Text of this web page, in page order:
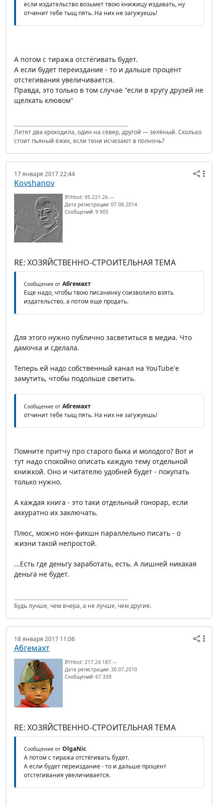
если издательство возьмет твою книжицу издавать, ну
отчинит тебе тыщ пять. На них не загужуешь!
А потом с тиража отстёгивать будет.
А если будет переиздание - то и дальше процент
отстегивания увеличивается.
Правда, это только в том случае "если в кругу друзей не
щелкать клювом"
Летят два крокодила, один на север, другой — зелёный. Сколько
стоит пьяный ёжик, если тени исчезают в полночь?
17 января 2017 22:44
Kovshanov
IP/Host: 95.221.26.---
Дата регистрации: 07.08.2014
Сообщений: 9 905
RE: ХОЗЯЙСТВЕННО-СТРОИТЕЛЬНАЯ ТЕМА
Сообщение от Абгемахт
Еще надо, чтобы твою писанинку соизволило взять
издательство, а потом еще продать.
Для этого нужно публично засветиться в медиа. Что
дамочка и сделала.
Теперь ей надо собственный канал на YouTube'е
замутить, чтобы подольше светить.
Сообщение от Абгемахт
отчинит тебе тыщ пять. На них не загужуешь!
Помните притчу про старого быка и молодого? Вот и
тут надо спокойно описать каждую тему отдельной
книжкой. Оно и читателю удобней будет - покупать
только нужно.
А каждая книга - это таки отдельный гонорар, если
аккуратно их заключать.
Плюс, можно нон-фикшн параллельно писать - о
жизни такой непростой.
...Есть где деньгу заработать, есть. А лишней никакая
деньга не будет.
Будь лучше, чем вчера, а не лучше, чем другие.
18 января 2017 11:06
Абгемахт
IP/Host: 217.24.187.---
Дата регистрации: 30.07.2010
Сообщений: 67 339
RE: ХОЗЯЙСТВЕННО-СТРОИТЕЛЬНАЯ ТЕМА
Сообщение от OlgaNic
А потом с тиража отстёгивать будет.
А если будет переиздание - то и дальше процент
отстегивания увеличивается.